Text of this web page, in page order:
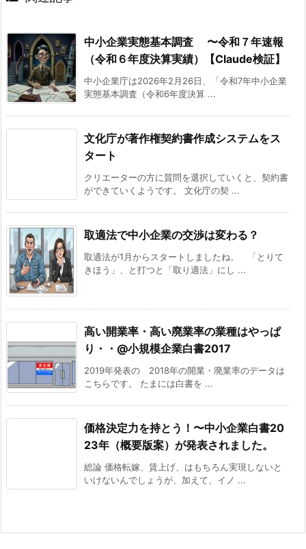
中小企業実態基本調査 〜令和７年速報
（令和６年度決算実績）【Claude検証】
中小企業庁は2026年2月26日、「令和7年中小企業
実態基本調査（令和6年度決算 ...
文化庁が著作権契約書作成システムをス
タート
クリエーターの方に質問を選択していくと、契約書
ができていくようです。 文化庁の契 ...
取適法で中小企業の交渉は変わる？
取適法が1月からスタートしましたね。 「とりて
きほう」、と打つと「取り適法」にし ...
高い開業率・高い廃業率の業種はやっぱ
り・・@小規模企業白書2017
2019年発表の 2018年の開業・廃業率のデータは
こちらです。 たまには白書を ...
価格決定力を持とう！〜中小企業白書20
23年（概要版案）が発表されました。
総論 価格転嫁、賃上げ、はもちろん実現しないと
いけないんでしょうが、加えて、イノ ...